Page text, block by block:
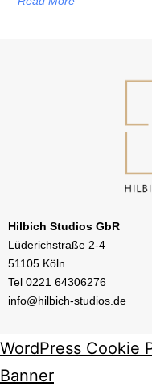
Hilbich Studios GbR
Lüderichstraße 2-4
51105 Köln
Tel 0221 64306276
info@hilbich-studios.de
WordPress Cookie
Banner